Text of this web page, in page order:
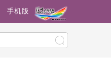
手机版